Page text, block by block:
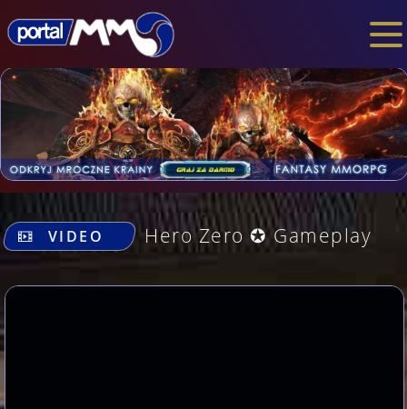
.
VIDEO
Hero Zero ✪ Gameplay